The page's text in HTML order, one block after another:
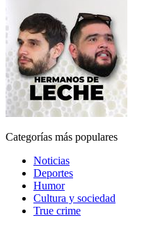
Categorías más populares
Noticias
Deportes
Humor
Cultura y sociedad
True crime